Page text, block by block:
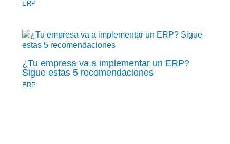
ERP
¿Tu empresa va a implementar un ERP?
Sigue estas 5 recomendaciones
ERP